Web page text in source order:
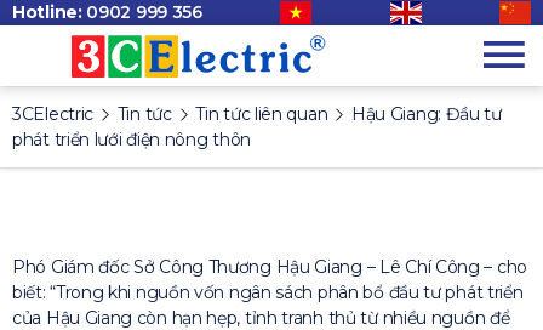
Hotline: 0902 999 356
3CElectric Tin tức Tin tức liên quan
Hậu Giang: Đầu tư
phát triển lưới điện nông thôn
Phó Giám đốc Sở Công Thương Hậu Giang – Lê Chí Công – cho
biết: “Trong khi nguồn vốn ngân sách phân bổ đầu tư phát triển
của Hậu Giang còn hạn hẹp, tỉnh tranh thủ từ nhiều nguồn để